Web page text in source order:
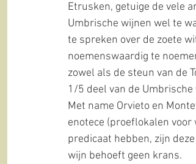
Etrusken, getuige de vele
Umbrische wijnen wel te
te spreken over de zoete
noemenswaardig te
zowel als de steun van de
1/5 deel van de Umbrische
Met name Orvieto en
enotece (proeflokalen voor
predicaat hebben, zijn
wijn behoeft geen krans.